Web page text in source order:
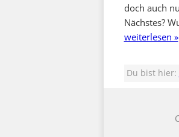
doch auch
Nächstes?
weiterlesen »
Du bist hier: